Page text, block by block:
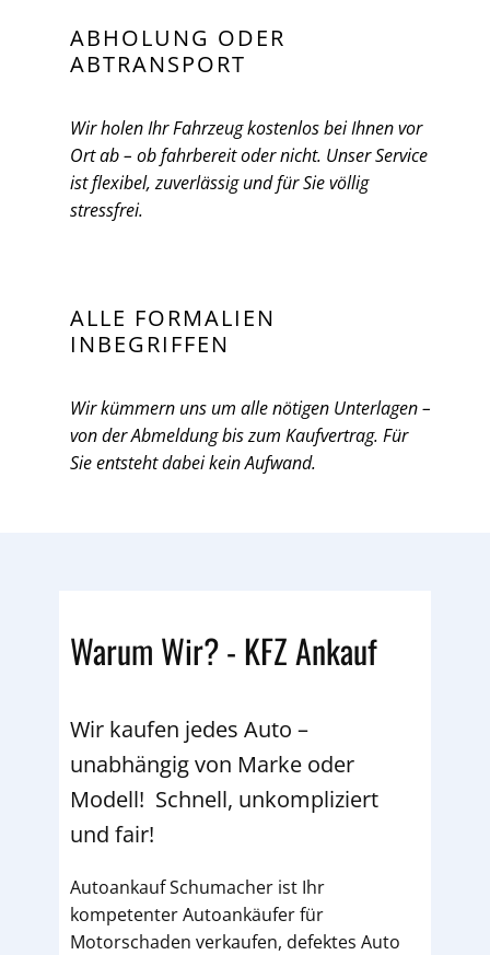
ABHOLUNG ODER
ABTRANSPORT
Wir holen Ihr Fahrzeug kostenlos bei Ihnen vor
Ort ab – ob fahrbereit oder nicht. Unser Service
ist flexibel, zuverlässig und für Sie völlig
stressfrei.
ALLE FORMALIEN
INBEGRIFFEN
Wir kümmern uns um alle nötigen Unterlagen –
von der Abmeldung bis zum Kaufvertrag. Für
Sie entsteht dabei kein Aufwand.
Warum Wir? - KFZ Ankauf
Wir kaufen jedes Auto –
unabhängig von Marke oder
Modell! Schnell, unkompliziert
und fair!
Autoankauf Schumacher ist Ihr
kompetenter Autoankäufer für
Motorschaden verkaufen, defektes Auto